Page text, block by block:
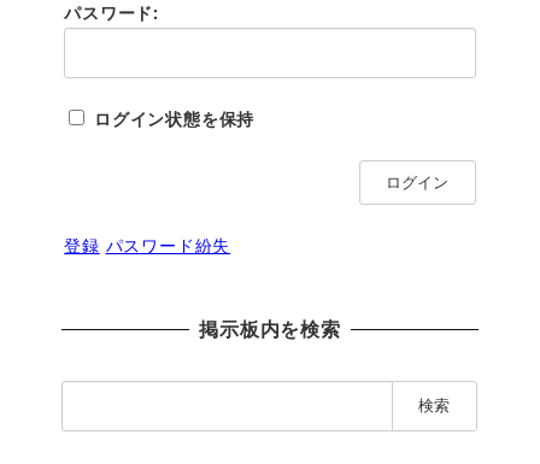
パスワード:
ログイン状態を保持
ログイン
登録 パスワード紛失
掲示板内を検索
索